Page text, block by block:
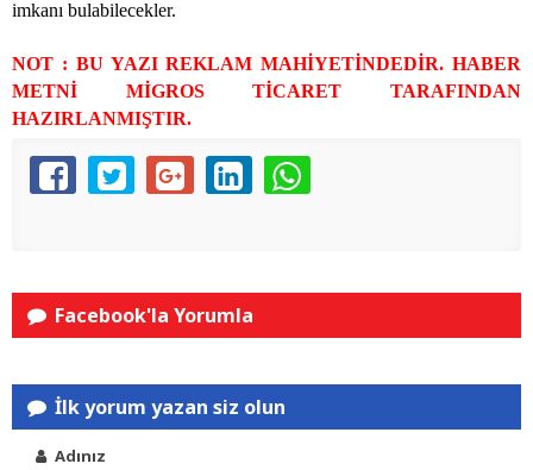
imkanı bulabilecekler.
NOT : BU YAZI REKLAM MAHİYETİNDEDİR. HABER
METNİ MİGROS TİCARET TARAFINDAN
HAZIRLANMIŞTIR.
Facebook'la Yorumla
İlk yorum yazan siz olun
Adınız